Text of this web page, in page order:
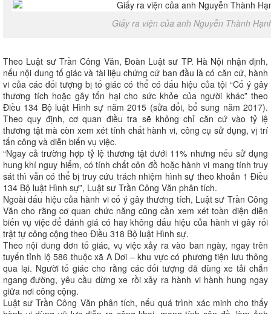
Giấy ra viện của anh Nguyễn Thành
Theo Luật sư Trần Công Văn, Đoàn Luật sư TP. Hà Nội nhận định,
nếu nội dung tố giác và tài liệu chứng cứ ban đầu là có căn cứ, hành
vi của các đối tượng bị tố giác có thể có dấu hiệu của tội “Cố ý gây
thương tích hoặc gây tổn hại cho sức khỏe của người khác” theo
Điều 134 Bộ luật Hình sự năm 2015 (sửa đổi, bổ sung năm 2017).
Theo quy định, cơ quan điều tra sẽ không chỉ căn cứ vào tỷ lệ
thương tật mà còn xem xét tính chất hành vi, công cụ sử dụng, vị trí
tấn công và diễn biến vụ việc.
“Ngay cả trường hợp tỷ lệ thương tật dưới 11% nhưng nếu sử dụng
hung khí nguy hiểm, có tính chất côn đồ hoặc hành vi mang tính truy
sát thì vẫn có thể bị truy cứu trách nhiệm hình sự theo khoản 1 Điều
134 Bộ luật Hình sự”, Luật sư Trần Công Văn phân tích.
Ngoài dấu hiệu của hành vi cố ý gây thương tích, Luật sư Trần Công
Văn cho rằng cơ quan chức năng cũng cần xem xét toàn diện diễn
biến vụ việc để đánh giá có hay không dấu hiệu của hành vi gây rối
trật tự công cộng theo Điều 318 Bộ luật Hình sự.
Theo nội dung đơn tố giác, vụ việc xảy ra vào ban ngày, ngay trên
tuyến tỉnh lộ 586 thuộc xã A Dơi – khu vực có phương tiện lưu thông
qua lại. Người tố giác cho rằng các đối tượng đã dùng xe tải chắn
ngang đường, yêu cầu dừng xe rồi xảy ra hành vi hành hung ngay
giữa nơi công cộng.
Luật sư Trần Công Văn phân tích, nếu quá trình xác minh cho thấy